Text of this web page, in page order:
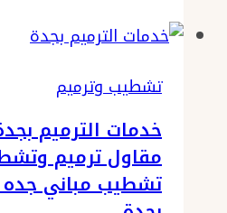
جدة
ت:
0501986384
ترميم
منازل
جده
تشطيب وترميم
مقاول ترميم
تشطيب مباني جده